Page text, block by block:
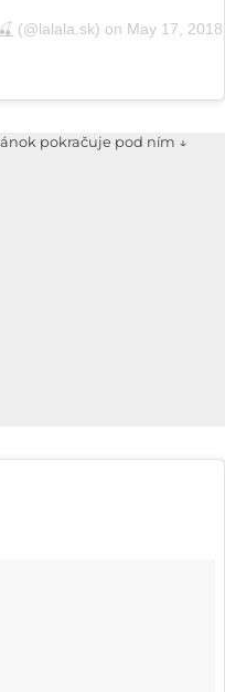
(@lalala.sk) on May 17,
pokračuje pod ním ↓